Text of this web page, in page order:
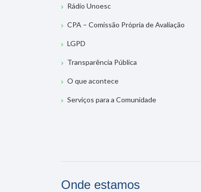
Rádio Unoesc
CPA – Comissão Própria de Avaliação
LGPD
Transparência Pública
O que acontece
Serviços para a Comunidade
Onde estamos